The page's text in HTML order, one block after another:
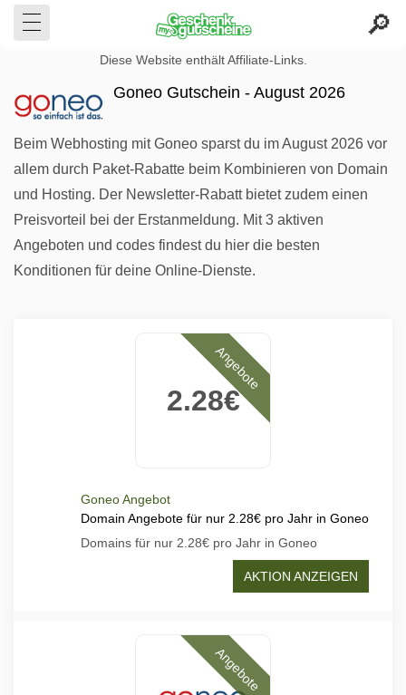
Diese Website enthält Affiliate-Links.
Goneo Gutschein - August 2026
Beim Webhosting mit Goneo sparst du im August 2026 vor
allem durch Paket-Rabatte beim Kombinieren von Domain
und Hosting. Der Newsletter-Rabatt bietet zudem einen
Preisvorteil bei der Erstanmeldung. Mit 3 aktiven
Angeboten und codes findest du hier die besten
Konditionen für deine Online-Dienste.
2.28€
Angebote
Goneo Angebot
Domain Angebote für nur 2.28€ pro Jahr in Goneo
Domains für nur 2.28€ pro Jahr in Goneo
AKTION ANZEIGEN
Angebote